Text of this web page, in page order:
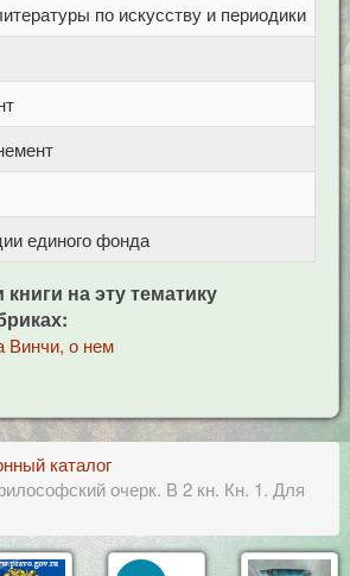
по искусству и периодики
единого фонда
книги на эту тематику
Винчи, о нем
каталог
очерк. В 2 кн. Кн. 1. Для